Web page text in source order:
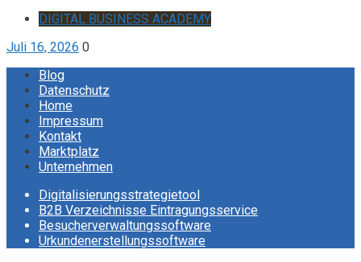
DIGITAL BUSINESS ACADEMY
Juli 16, 2026 0
Blog
Datenschutz
Home
Impressum
Kontakt
Marktplatz
Unternehmen
Digitalisierungsstrategietool
B2B Verzeichnisse Eintragungsservice
Besucherverwaltungssoftware
Urkundenerstellungssoftware